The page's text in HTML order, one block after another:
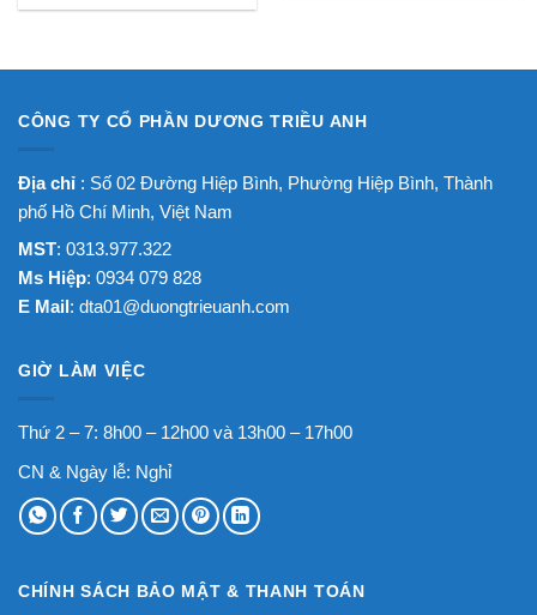
CÔNG TY CỔ PHẦN DƯƠNG TRIỀU ANH
Địa chỉ : Số 02 Đường Hiệp Bình, Phường Hiệp Bình, Thành
phố Hồ Chí Minh, Việt Nam
MST: 0313.977.322
Ms Hiệp: 0934 079 828
E Mail: dta01@duongtrieuanh.com
GIỜ LÀM VIỆC
Thứ 2 – 7: 8h00 – 12h00 và 13h00 – 17h00
CN & Ngày lễ: Nghỉ
CHÍNH SÁCH BẢO MẬT & THANH TOÁN